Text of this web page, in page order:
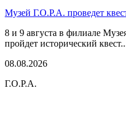
Музей Г.О.Р.А. проведет
8 и 9 августа в филиале
пройдет исторический
08.08.2026
Г.О.Р.А.